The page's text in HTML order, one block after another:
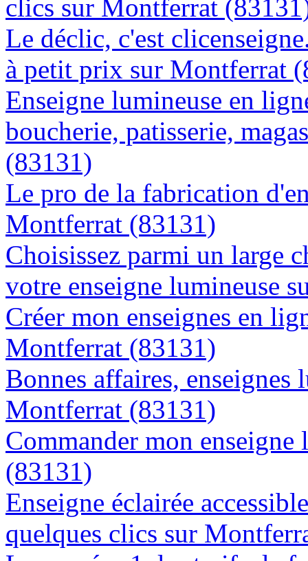
clics sur Montferrat
Le déclic, c'est
à petit prix sur Montferrat
Enseigne lumineuse en
boucherie, patisserie,
(83131)
Le pro de la fabrication
Montferrat (83131)
Choisissez parmi un large
votre enseigne lumineuse
Créer mon enseignes en
Montferrat (83131)
Bonnes affaires, enseignes
Montferrat (83131)
Commander mon
(83131)
Enseigne éclairée
quelques clics sur